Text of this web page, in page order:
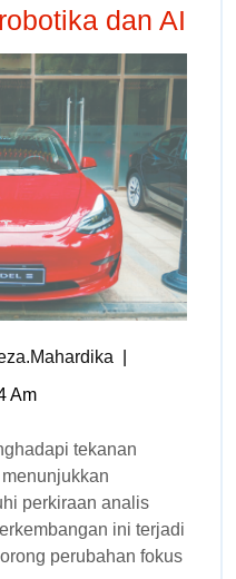
dan AI
Am
perkiraan analis
ini terjadi
perubahan fokus